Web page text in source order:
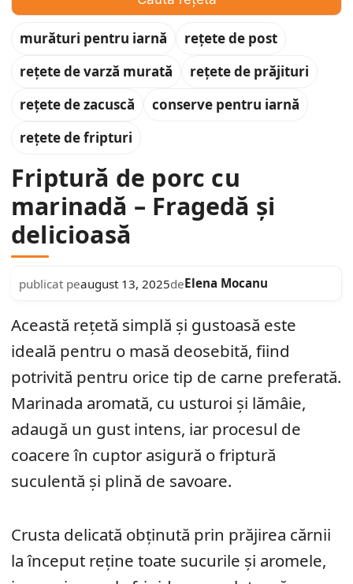
murături pentru iarnă
rețete de post
rețete de varză murată
rețete de prăjituri
rețete de zacuscă
conserve pentru iarnă
rețete de fripturi
Friptură de porc cu
marinadă – Fragedă și
delicioasă
publicat peaugust 13, 2025deElena Mocanu
Această rețetă simplă și gustoasă este
ideală pentru o masă deosebită, fiind
potrivită pentru orice tip de carne preferată.
Marinada aromată, cu usturoi și lămâie,
adaugă un gust intens, iar procesul de
coacere în cuptor asigură o friptură
suculentă și plină de savoare.
Crusta delicată obținută prin prăjirea cărnii
la început reține toate sucurile și aromele,